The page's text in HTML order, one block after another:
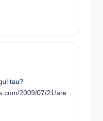
tau?
2009/07/21/are